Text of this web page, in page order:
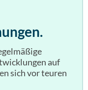
auf
sich vor teuren